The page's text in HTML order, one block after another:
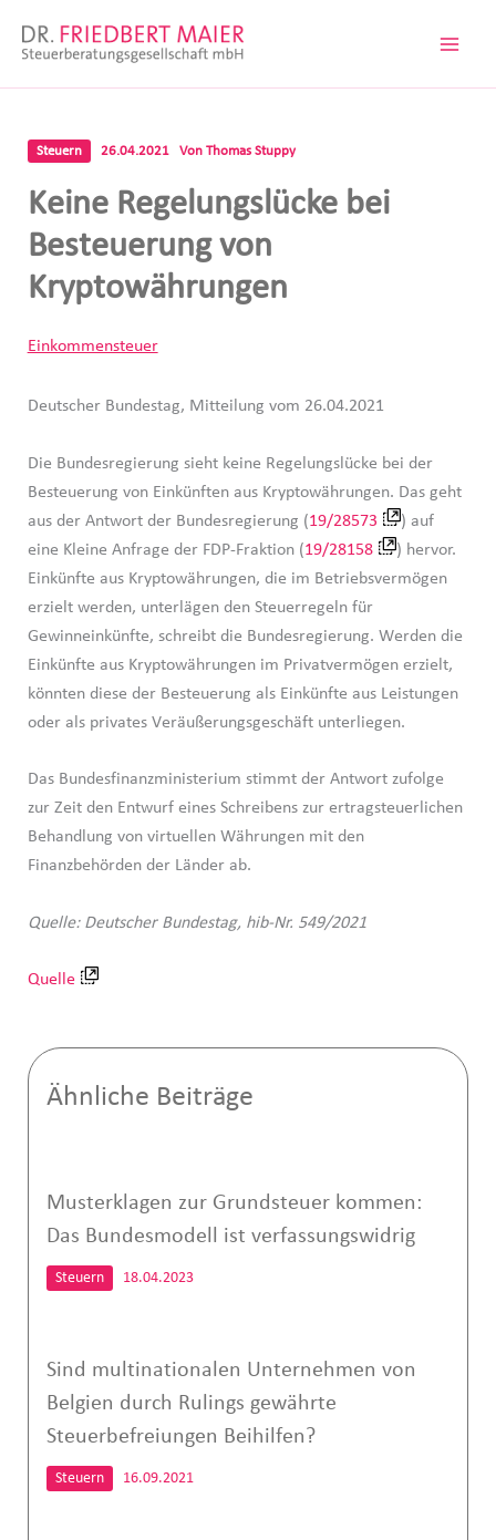
Inhalt
Steuern 26.04.2021 Von Thomas Stuppy
Keine Regelungslücke bei
Besteuerung von
Kryptowährungen
Einkommensteuer
Deutscher Bundestag, Mitteilung vom 26.04.2021
Die Bundesregierung sieht keine Regelungslücke bei der
Besteuerung von Einkünften aus Kryptowährungen. Das geht
aus der Antwort der Bundesregierung (19/28573
) auf
eine Kleine Anfrage der FDP-Fraktion (19/28158
) hervor.
Einkünfte aus Kryptowährungen, die im Betriebsvermögen
erzielt werden, unterlägen den Steuerregeln für
Gewinneinkünfte, schreibt die Bundesregierung. Werden die
Einkünfte aus Kryptowährungen im Privatvermögen erzielt,
könnten diese der Besteuerung als Einkünfte aus Leistungen
oder als privates Veräußerungsgeschäft unterliegen.
Das Bundesfinanzministerium stimmt der Antwort zufolge
zur Zeit den Entwurf eines Schreibens zur ertragsteuerlichen
Behandlung von virtuellen Währungen mit den
Finanzbehörden der Länder ab.
Quelle: Deutscher Bundestag, hib-Nr. 549/2021
Quelle
Ähnliche Beiträge
Musterklagen zur Grundsteuer kommen:
Das Bundesmodell ist verfassungswidrig
Steuern 18.04.2023
Sind multinationalen Unternehmen von
Belgien durch Rulings gewährte
Steuerbefreiungen Beihilfen?
Steuern 16.09.2021